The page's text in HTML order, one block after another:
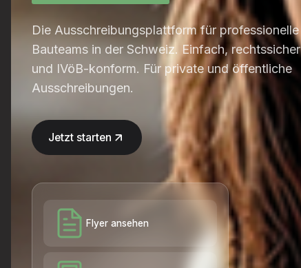
Die Ausschreibungsplattform für professionelle
Bauteams in der Schweiz. Einfach, rechtssicher
und IVöB-konform. Für private und öffentliche
Ausschreibungen.
Jetzt starten
Flyer ansehen